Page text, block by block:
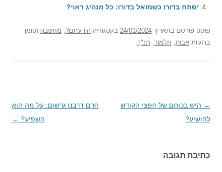
יפתח בדורו כשמואל בדורו: כל מנהיג ראוי?
פוסט פורסם בתאריך 24/01/2024 בקטגוריה הידעתם? מחשבה וסומן
בתגיות אבות תלמוד תנ"ך
ניווט
בפוסטים
→ היש בכוחם של חפצי הקודש
להושיע?
חרם דרבנו גרשום: על מה הוא
השפיע? ←
כתיבת תגובה